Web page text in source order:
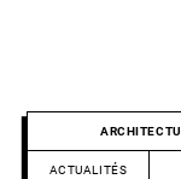
Atelier
ACTUALITÉS